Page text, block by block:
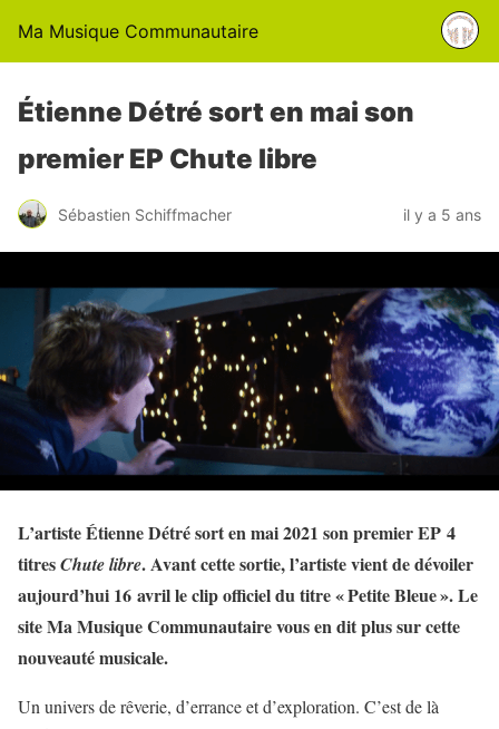
Ma Musique Communautaire
Étienne Détré sort en mai son
premier EP Chute libre
Sébastien Schiffmacher il y a 5 ans
L’artiste Étienne Détré sort en mai 2021 son premier EP 4
titresChutelibre. Avant cette sortie, l’artiste vient de dévoiler
aujourd’hui 16 avril le clip officiel du titre « Petite Bleue ». Le
site Ma Musique Communautaire vous en dit plus sur cette
nouveauté musicale.
Un univers de rêverie, d’errance et d’exploration. C’est de là